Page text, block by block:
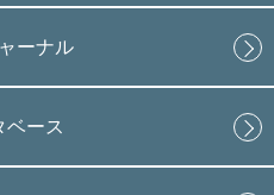
ーナル
ベース